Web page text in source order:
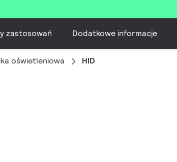
zastosowań Dodatkowe informacje
oświetleniowa HID